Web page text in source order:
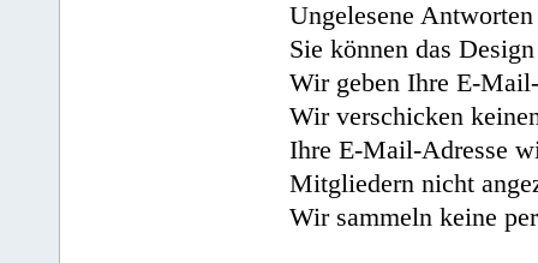
Ungelesene
Sie können das
Wir geben Ihre E-
Wir verschicken
Ihre E-Mail-Adresse
Mitgliedern nicht
Wir sammeln keine